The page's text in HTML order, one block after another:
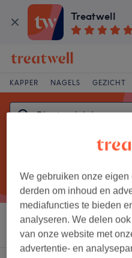
Treatwell
KAPPER NAGELS GEZICHT
Sorteer op Elke prijs
We gebruiken onze
derden om inhoud en
mediafuncties te bieden
analyseren. We delen
van onze website met
advertentie- en